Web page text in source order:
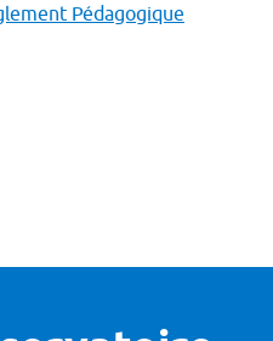
Pédagogique